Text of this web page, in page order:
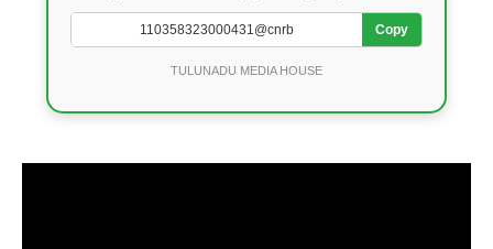
Copy
TULUNADU MEDIA HOUSE